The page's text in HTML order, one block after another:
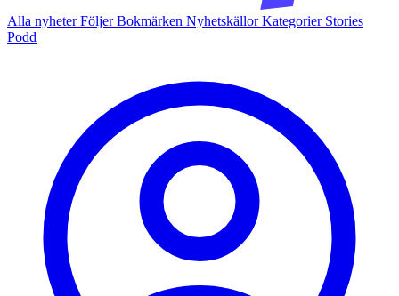
Alla nyheterFöljerBokmärken NyhetskällorKategorier Stories
Podd